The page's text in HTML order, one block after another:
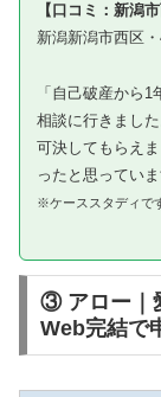
【口コミ：新潟
新潟新潟市西区
「自己破産から
相談に行きまし
可決してもらえ
ったと思っていま
※ケーススタディで
③ アロー｜
Web完結で